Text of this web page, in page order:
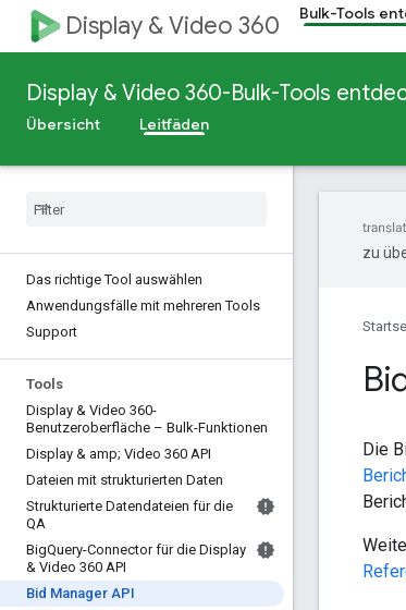
Display & Video 360 Bulk-Tools
Display & Video 360-Bulk-Tools
Übersicht Leitfäden
Das richtige Tool auswählen
Anwendungsfälle mit mehreren Tools
Support
Tools
Display & Video 360-
Benutzeroberfläche – Bulk-Funktionen
Display & amp; Video 360 API
Dateien mit strukturierten Daten
Strukturierte Datendateien für die
QA
BigQuery-Connector für die Display
& Video 360 API
Bid Manager API
zu
Die